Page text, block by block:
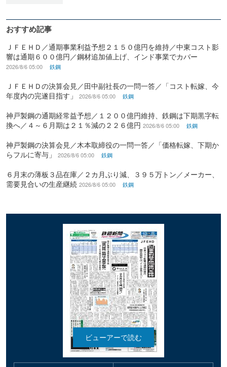
おすすめ記事
ＪＦＥＨＤ／通期事業利益予想２１５０億円を維持／中東コスト影
響は通期６００億円／鋼材追加値上げ、インド事業でカバー
2026/8/6 05:00 鉄鋼
ＪＦＥＨＤの決算会見／田中副社長の一問一答／「コスト転嫁、今
年度内の完遂目指す」
2026/8/6 05:00 鉄鋼
神戸製鋼の通期経常益予想／１２００億円維持、鉄鋼は下期黒字転
換へ／４～６月期は２１％減の２２６億円 2026/8/6 05:00 鉄鋼
神戸製鋼の決算会見／木本取締役の一問一答／「価格転嫁、下期か
らフルに寄与」
2026/8/6 05:00 鉄鋼
６月末の薄板３品在庫／２カ月ぶり減、３９５万トン／メーカー、
需要見合いの生産継続 2026/8/6 05:00 鉄鋼